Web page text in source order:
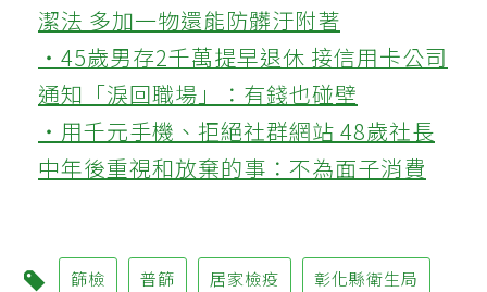
潔法 多加一物還能防髒汙附著
‧45歲男存2千萬提早退休 接信用卡公司
通知「淚回職場」：有錢也碰壁
‧用千元手機、拒絕社群網站 48歲社長
中年後重視和放棄的事：不為面子消費
篩檢 普篩 居家檢疫 彰化縣衛生局